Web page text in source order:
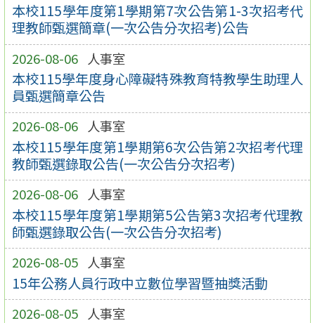
本校115學年度第1學期第7次公告第1-3次招考代
理教師甄選簡章(一次公告分次招考)公告
2026-08-06 人事室
本校115學年度身心障礙特殊教育特教學生助理人
員甄選簡章公告
2026-08-06 人事室
本校115學年度第1學期第6次公告第2次招考代理
教師甄選錄取公告(一次公告分次招考)
2026-08-06 人事室
本校115學年度第1學期第5公告第3次招考代理教
師甄選錄取公告(一次公告分次招考)
2026-08-05 人事室
15年公務人員行政中立數位學習暨抽獎活動
2026-08-05 人事室